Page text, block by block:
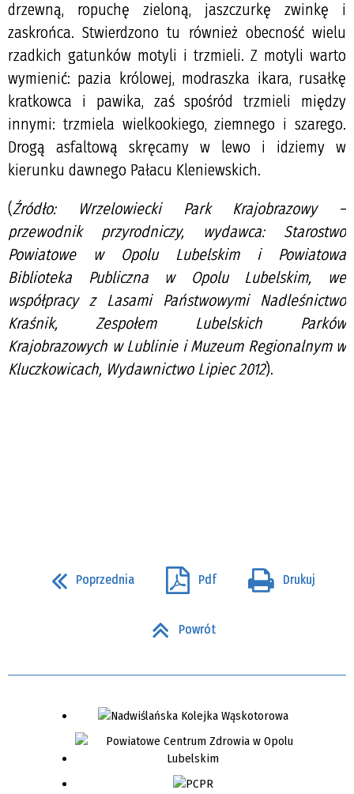
drzewną, ropuchę zieloną, jaszczurkę zwinkę i
zaskrońca. Stwierdzono tu również obecność wielu
rzadkich gatunków motyli i trzmieli. Z motyli warto
wymienić: pazia królowej, modraszka ikara, rusałkę
kratkowca i pawika, zaś spośród trzmieli między
innymi: trzmiela wielkookiego, ziemnego i szarego.
Drogą asfaltową skręcamy w lewo i idziemy w
kierunku dawnego Pałacu Kleniewskich.
(Źródło: Wrzelowiecki Park Krajobrazowy –
przewodnik przyrodniczy, wydawca: Starostwo
Powiatowe w Opolu Lubelskim i Powiatowa
Biblioteka Publiczna w Opolu Lubelskim, we
współpracy z Lasami Państwowymi Nadleśnictwo
Kraśnik, Zespołem Lubelskich Parków
Krajobrazowych w Lublinie i Muzeum Regionalnym w
Kluczkowicach, Wydawnictwo Lipiec 2012).
Poprzednia Pdf Drukuj
Powrót